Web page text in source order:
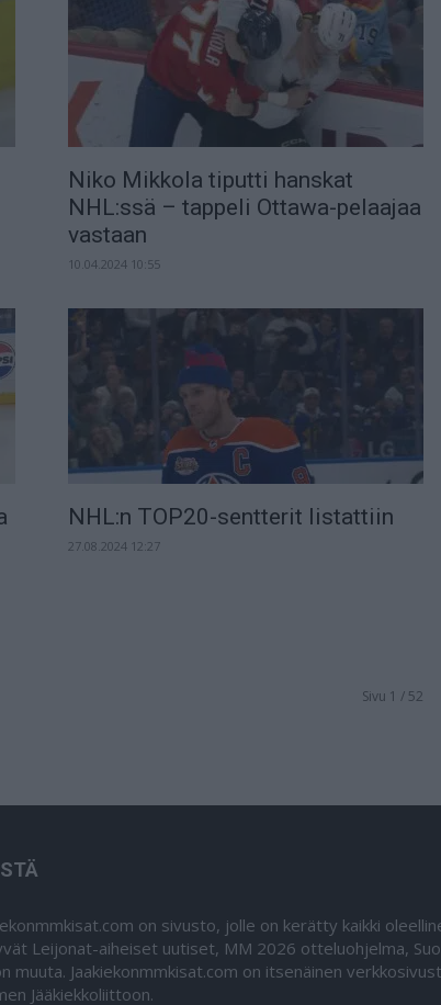
Niko Mikkola tiputti hanskat
NHL:ssä – tappeli Ottawa-pelaajaa
vastaan
10.04.2024 10:55
NHL:n TOP20-sentterit listattiin
27.08.2024 12:27
Sivu 1 / 52
on sivusto, jolle on kerätty kaikki
Leijonat-aiheiset uutiset, MM 2026 otteluohjelma,
muuta. Jaakiekonmmkisat.com on itsenäinen
Jääkiekkoliittoon.